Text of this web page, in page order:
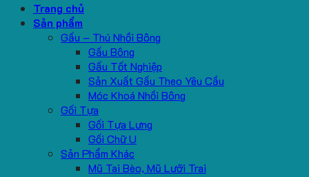
Trang chủ
Sản phẩm
Gấu – Thú Nhồi Bông
Gấu Bông
Gấu Tốt Nghiệp
Sản Xuất Gấu Theo Yêu Cầu
Móc Khoá Nhồi Bông
Gối Tựa
Gối Tựa Lưng
Gối Chữ U
Sản Phẩm Khác
Mũ Tai Bèo, Mũ Lưỡi Trai